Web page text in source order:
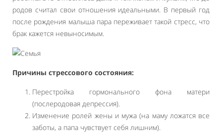
родов считал свои отношения идеальными. В первый год
после рождения малыша пара переживает такой стресс, что
брак кажется невыносимым.
Причины стрессового состояния:
Перестройка гормонального фона матери
(послеродовая депрессия).
Изменение ролей жены и мужа (на маму ложатся все
заботы, а папа чувствует себя лишним).